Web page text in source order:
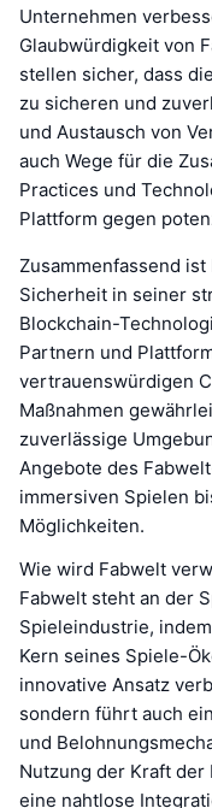
Unternehmen
Glaubwürdigkeit von
stellen sicher, dass
zu sicheren und
und Austausch von
auch Wege für die
Practices und
Plattform gegen
Zusammenfassend
Sicherheit in seiner
Blockchain-
Partnern und
vertrauenswürdigen
Maßnahmen
zuverlässige
Angebote des
immersiven Spielen
Möglichkeiten.
Wie wird Fabwelt
Fabwelt steht an der
Spieleindustrie,
Kern seines Spiele-
innovative Ansatz
sondern führt auch
und
Nutzung der Kraft der
eine nahtlose